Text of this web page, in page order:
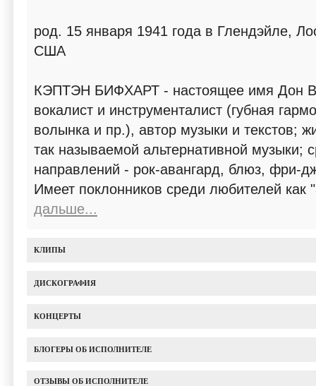
род. 15 января 1941 года в Глендэйле,
США
КЭПТЭН БИФХАРТ - настоящее имя Дон
вокалист и инструменталист (губная
волынка и пр.), автор музыки и текстов;
так называемой альтернативной музыки;
направлений - рок-авангард, блюз, фри-
Имеет поклонников среди любителей как
дальше...
КЛИПЫ
ДИСКОГРАФИЯ
КОНЦЕРТЫ
БЛОГЕРЫ ОБ ИСПОЛНИТЕЛЕ
ОТЗЫВЫ ОБ ИСПОЛНИТЕЛЕ